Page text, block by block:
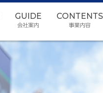
GUIDE
会社案内
CONTENTS
事業内容